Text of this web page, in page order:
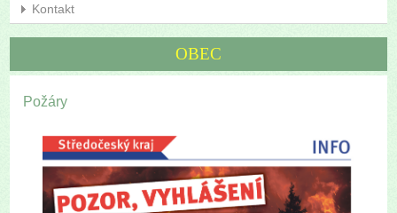
Kontakt
OBEC
Požáry